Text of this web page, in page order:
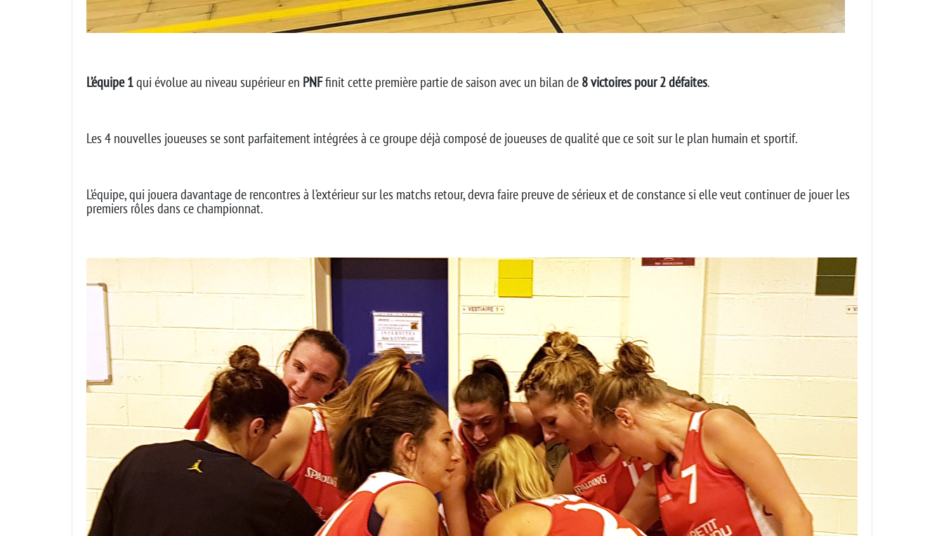
L’équipe 1qui évolue au niveau supérieur en PNFfinit cette première partie de saison avec un bilan de 8 victoires pour 2 défaites.
Les 4 nouvelles joueuses se sont parfaitement intégrées à ce groupe déjà composé de joueuses de qualité que ce soit sur le plan humain et sportif.
L’équipe, qui jouera davantage de rencontres à l’extérieur sur les matchs retour, devra faire preuve de sérieux et de constance si elle veut continuer de jouer les
premiers rôles dans ce championnat.